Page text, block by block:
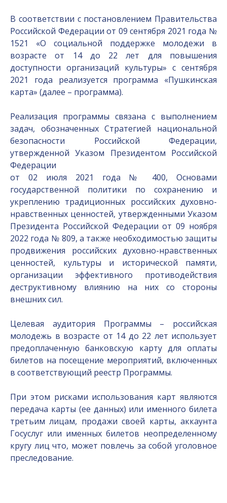
В соответствии с постановлением Правительства
Российской Федерации от 09 сентября 2021 года №
1521 «О социальной поддержке молодежи в
возрасте от 14 до 22 лет для повышения
доступности организаций культуры» с сентября
2021 года реализуется программа «Пушкинская
карта» (далее – программа).
Реализация программы связана с выполнением
задач, обозначенных Стратегией национальной
безопасности Российской Федерации,
утвержденной Указом Президентом Российской
Федерации
от 02 июля 2021 года № 400, Основами
государственной политики по сохранению и
укреплению традиционных российских духовно-
нравственных ценностей, утвержденными Указом
Президента Российской Федерации от 09 ноября
2022 года № 809, а также необходимостью защиты
продвижения российских духовно-нравственных
ценностей, культуры и исторической памяти,
организации эффективного противодействия
деструктивному влиянию на них со стороны
внешних сил.
Целевая аудитория Программы – российская
молодежь в возрасте от 14 до 22 лет использует
предоплаченную банковскую карту для оплаты
билетов на посещение мероприятий, включенных
в соответствующий реестр Программы.
При этом рисками использования карт являются
передача карты (ее данных) или именного билета
третьим лицам, продажи своей карты, аккаунта
Госуслуг или именных билетов неопределенному
кругу лиц что, может повлечь за собой уголовное
преследование.